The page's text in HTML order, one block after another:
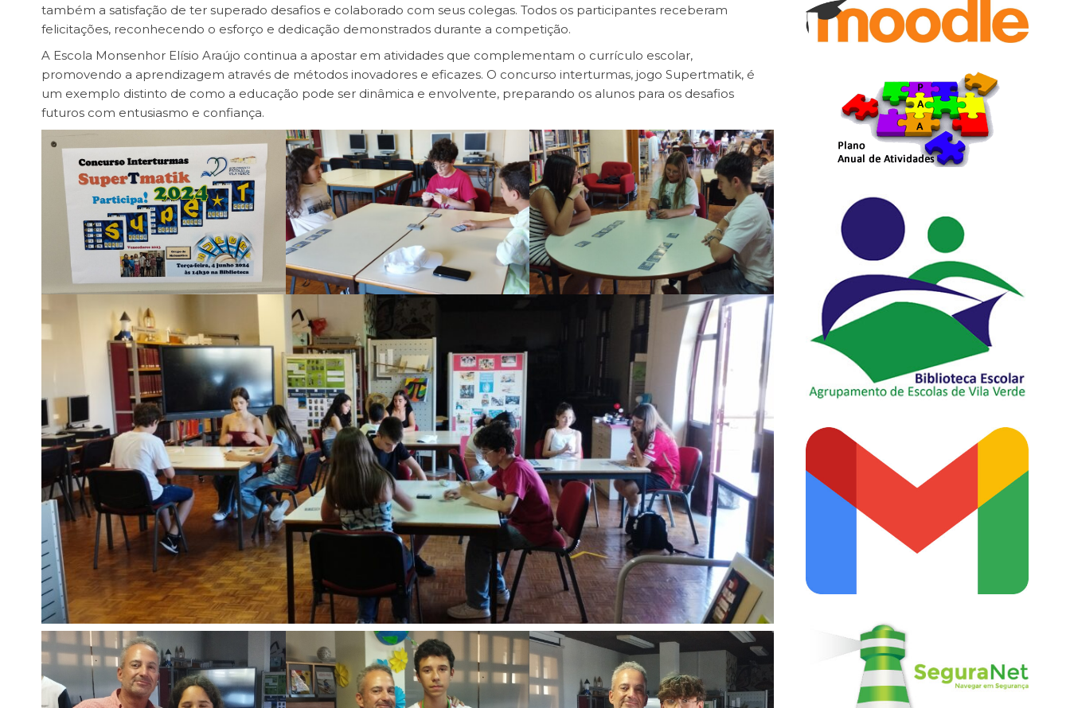
também a satisfação de ter superado desafios e colaborado com seus colegas. Todos os participantes receberam
felicitações, reconhecendo o esforço e dedicação demonstrados durante a competição.
A Escola Monsenhor Elísio Araújo continua a apostar em atividades que complementam o currículo escolar,
promovendo a aprendizagem através de métodos inovadores e eficazes. O concurso interturmas, jogo Supertmatik, é
um exemplo distinto de como a educação pode ser dinâmica e envolvente, preparando os alunos para os desafios
futuros com entusiasmo e confiança.